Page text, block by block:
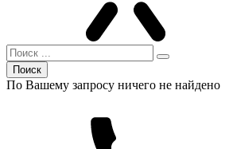
Поиск
По Вашему запросу ничего не найдено